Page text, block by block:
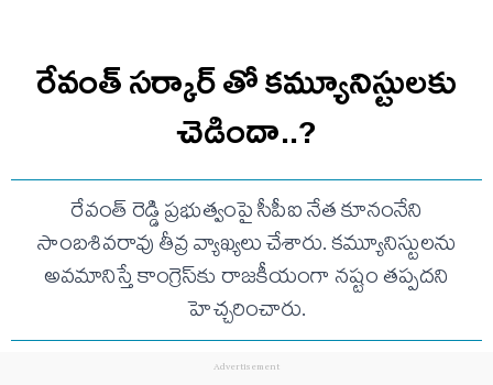
రేవంత్ సర్కార్ తో కమ్యూనిస్టులకు
చెడిందా..?
రేవంత్ రెడ్డి ప్రభుత్వంపై సీపీఐ నేత కూనంనేని
సాంబశివరావు తీవ్ర వ్యాఖ్యలు చేశారు. కమ్యూనిస్టులను
అవమానిస్తే కాంగ్రెస్‌కు రాజకీయంగా నష్టం తప్పదని
హెచ్చరించారు.